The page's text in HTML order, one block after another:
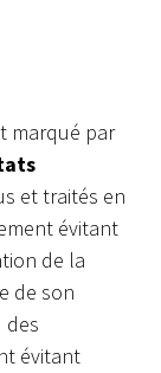
marqué par
et traités en
évitant
de la
de son
des
évitant